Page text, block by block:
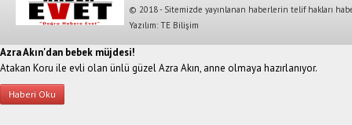
© 2018 - Sitemizde yayınlanan haberlerin telif hakları
Yazılım: TE Bilişim
Azra Akın'dan bebek müjdesi!
Atakan Koru ile evli olan ünlü güzel Azra Akın, anne olmaya hazırlanıyor.
Haberi Oku